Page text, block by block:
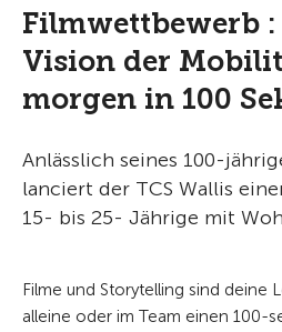
Filmwettbewerb :
Vision der
morgen in 100
Anlässlich seines 100-
lanciert der TCS Wallis
15- bis 25- Jährige mit
Filme und Storytelling sind deine
alleine oder im Team einen 100-